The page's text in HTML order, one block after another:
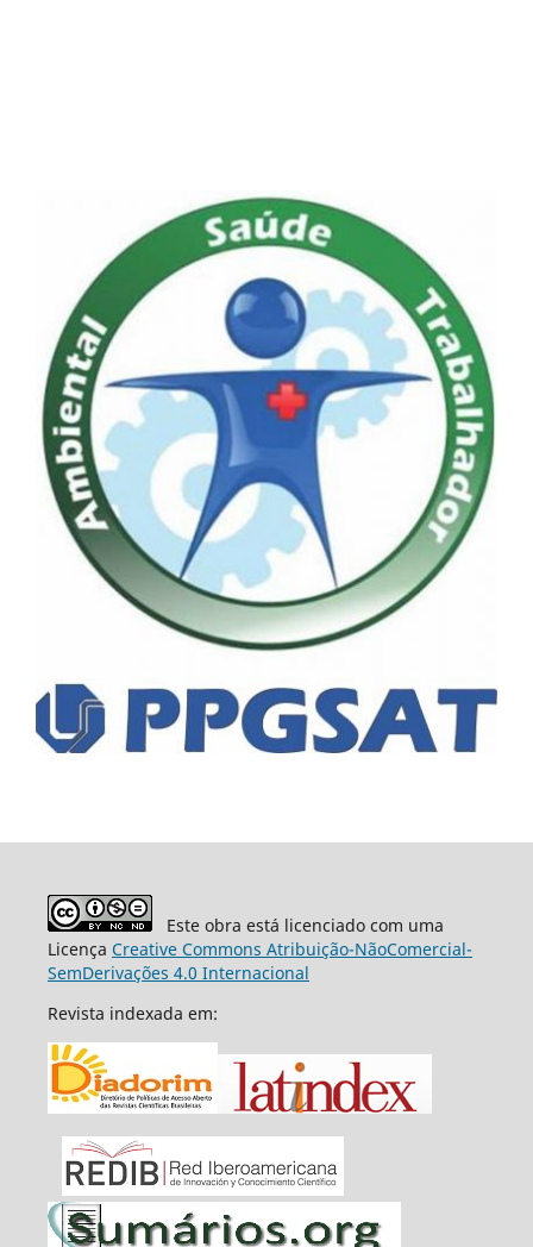
Este obra está licenciado com uma
Licença Creative Commons Atribuição-NãoComercial-
SemDerivações 4.0 Internacional
Revista indexada em: